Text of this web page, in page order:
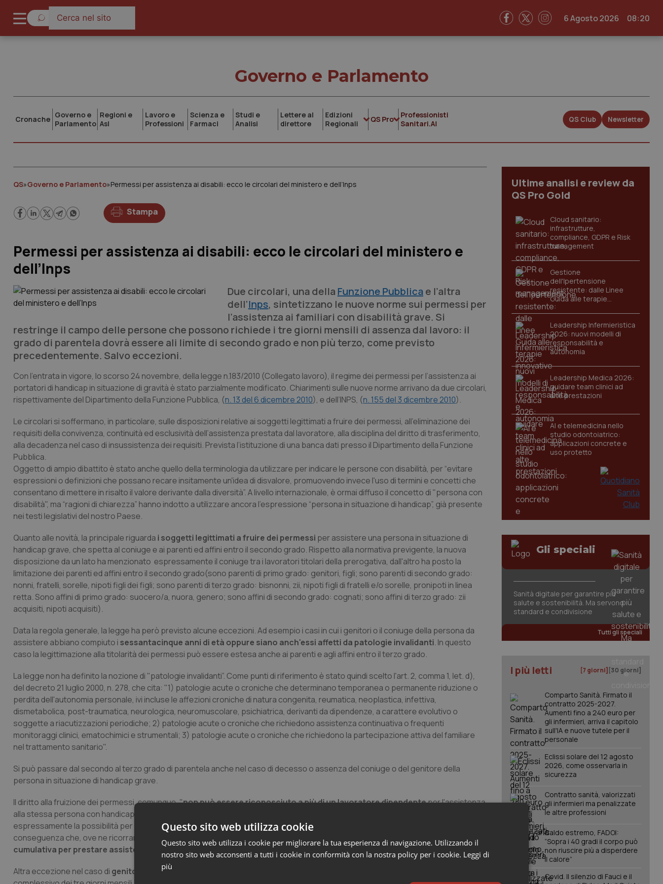
6 Agosto 2026 08:20
Governo e Parlamento
Cronache Governo e
Parlamento
Regioni e
Asl
Lavoro e
Professioni
Scienza e
Farmaci
Studi e
Analisi
Lettere al
direttore
Edizioni
Regionali
QS Pro
Professionisti
Sanitari.AI
QS Club Newsletter
QS»Governo e Parlamento»Permessi per assistenza ai disabili: ecco le circolari del ministero e dell’Inps
Stampa
Permessi per assistenza ai disabili: ecco le circolari del ministero e
dell’Inps
Due circolari, una della Funzione Pubblicae l’altra
dell’Inps, sintetizzano le nuove norme sui permessi per
l’assistenza ai familiari con disabilità grave. Si
restringe il campo delle persone che possono richiede i tre giorni mensili di assenza dal lavoro: il
grado di parentela dovrà essere ali limite di secondo grado e non più terzo, come previsto
precedentemente. Salvo eccezioni.
Con l’entrata in vigore, lo scorso 24 novembre, della legge n.183/2010 (Collegato lavoro), il regime dei permessi per l’assistenza ai
portatori di handicap in situazione di gravità è stato parzialmente modificato. Chiarimenti sulle nuove norme arrivano da due circolari,
rispettivamente del Dipartimento della Funzione Pubblica, (n. 13 del 6 dicembre 2010), e dell’INPS, (n. 155 del 3 dicembre 2010).
Le circolari si soffermano, in particolare, sulle disposizioni relative ai soggetti legittimati a fruire dei permessi, all’eliminazione dei
requisiti della convivenza, continuità ed esclusività dell’assistenza prestata dal lavoratore, alla disciplina del diritto di trasferimento,
alla decadenza nel caso di insussistenza dei requisiti. Prevista l’istituzione di una banca dati presso il Dipartimento della Funzione
Pubblica.
Oggetto di ampio dibattito è stato anche quello della terminologia da utilizzare per indicare le persone con disabilità, per “evitare
espressioni o definizioni che possano recare insitamente un'idea di disvalore, promuovendo invece l'uso di termini e concetti che
consentano di mettere in risalto il valore derivante dalla diversità”. A livello internazionale, è ormai diffuso il concetto di "persona con
disabilità", ma “ragioni di chiarezza” hanno indotto a utilizzare ancora l’espressione “persona in situazione di handicap”, già presente
nei testi legislativi del nostro Paese.
Quanto alle novità, la principale riguarda i soggetti legittimati a fruire dei permessi per assistere una persona in situazione di
handicap grave, che spetta al coniuge e ai parenti ed affini entro il secondo grado. Rispetto alla normativa previgente, la nuova
disposizione da un lato ha menzionato espressamente il coniuge tra i lavoratori titolari della prerogativa, dall'altro ha posto la
limitazione dei parenti ed affini entro il secondo grado(sono parenti di primo grado: genitori, figli; sono parenti di secondo grado:
nonni, fratelli, sorelle, nipoti figli dei figli; sono parenti di terzo grado: bisnonni, zii, nipoti figli di fratelli e/o sorelle, pronipoti in linea
retta. Sono affini di primo grado: suocero/a, nuora, genero; sono affini di secondo grado: cognati; sono affini di terzo grado: zii
acquisiti, nipoti acquisiti).
Data la regola generale, la legge ha però previsto alcune eccezioni. Ad esempio i casi in cui i genitori o il coniuge della persona da
assistere abbiano compiuto i sessantacinque anni di età oppure siano anch'essi affetti da patologie invalidanti. In questo
caso la legittimazione alla titolarità dei permessi può essere estesa anche ai parenti e agli affini entro il terzo grado.
La legge non ha definito la nozione di "patologie invalidanti”. Come punti di riferimento è stato quindi scelto l'art. 2, comma 1, let. d),
del decreto 21 luglio 2000, n. 278, che cita: "1) patologie acute o croniche che determinano temporanea o permanente riduzione o
perdita dell'autonomia personale, ivi incluse le affezioni croniche di natura congenita, reumatica, neoplastica, infettiva,
dismetabolica, post-traumatica, neurologica, neuromuscolare, psichiatrica, derivanti da dipendenze, a carattere evolutivo o
soggette a riacutizzazioni periodiche; 2) patologie acute o croniche che richiedono assistenza continuativa o frequenti
monitoraggi clinici, ematochimici e strumentali; 3) patologie acute o croniche che richiedono la partecipazione attiva del familiare
nel trattamento sanitario".
Si può passare dal secondo al terzo grado di parentela anche nel caso di decesso o assenza del coniuge o del genitore della
persona in situazione di handicap grave.
Il diritto alla fruizione dei permessi, comunque, "non può essere riconosciuto a più di un lavoratore dipendenteper l'assistenza
alla stessa persona con handicap in situazione di gravità". Però, sottolineano le circolari, le nuove norme non precludono
espressamente la possibilità per lo stesso dipendente di assistere più persone in situazione di handicap grave, con la
conseguenza che, ove ne ricorrano tutte le condizioni, il medesimo lavoratore potrà
fruire di permessi anche in maniera
cumulativa per prestare assistenza a più persone disabil
Altra eccezione nel caso di genitori che assistono un figlio in situazione di handicap grave.
Ultime analisi e review da
QS Pro Gold
Cloud sanitario:
infrastrutture,
compliance, GDPR e Risk
management
Gestione
dell'Ipertensione
resistente: dalle Linee
Guida alle terapie
innovative
Leadership Infermieristica
2026: nuovi modelli di
responsabilità e
autonomia
Leadership Medica 2026:
guidare team clinici ad
alte prestazioni
AI e telemedicina nello
studio odontoiatrico:
applicazioni concrete e
uso protetto
Gli speciali
Sanità digitale per garantire più
salute e sostenibilità. Ma servono
standard e condivisione
Tutti gli speciali
I più letti [7 giorni] [30 giorni]
Comparto Sanità. Firmato il
contratto 2025-2027.
Aumenti fino a 240 euro per
gli infermieri, arriva il capitolo
sull'IA e nuove tutele per il
personale
Eclissi solare del 12 agosto
2026, come osservarla in
sicurezza
Contratto sanità, valorizzati
gli infermieri ma penalizzate
le altre professioni
Caldo estremo, FADOI:
“Sopra i 40 gradi il corpo può
non riuscire più a disperdere
il calore”
Covid. Il silenzio di Fauci e il
Questo sito web utilizza cookie
Questo sito web utilizza i cookie per migliorare la tua esperienza di navigazione. Utilizzando il
nostro sito web acconsenti a tutti i cookie in conformità con la nostra policy per i cookie. Leggi di
più